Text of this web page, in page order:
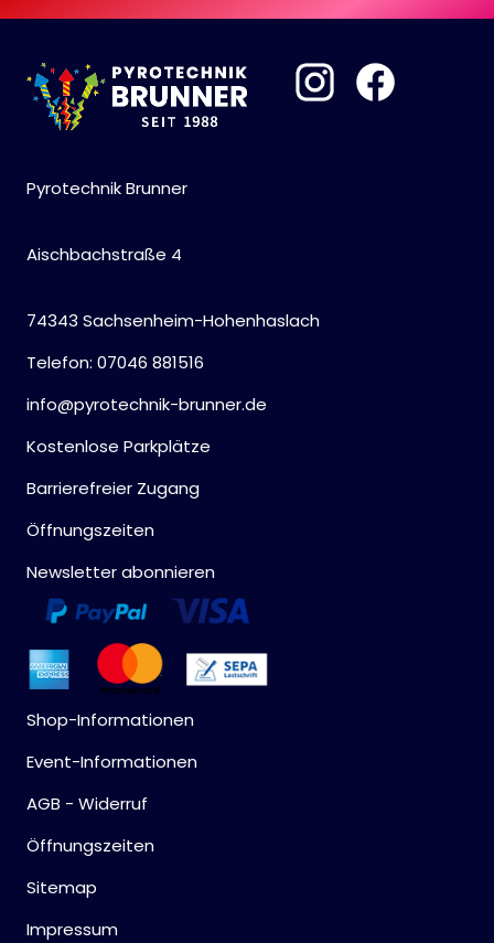
Pyrotechnik Brunner
Aischbachstraße 4
74343 Sachsenheim-Hohenhaslach
Telefon: 07046 881516
info@pyrotechnik-brunner.de
Kostenlose Parkplätze
Barrierefreier Zugang
Öffnungszeiten
Newsletter abonnieren
Shop-Informationen
Event-Informationen
AGB - Widerruf
Öffnungszeiten
Sitemap
Impressum